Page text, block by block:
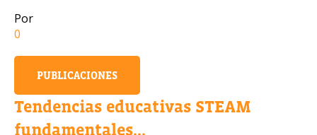
Por
0
PUBLICACIONES
Tendencias educativas STEAM
fundamentales...
Número de celular
Política de Privacidad